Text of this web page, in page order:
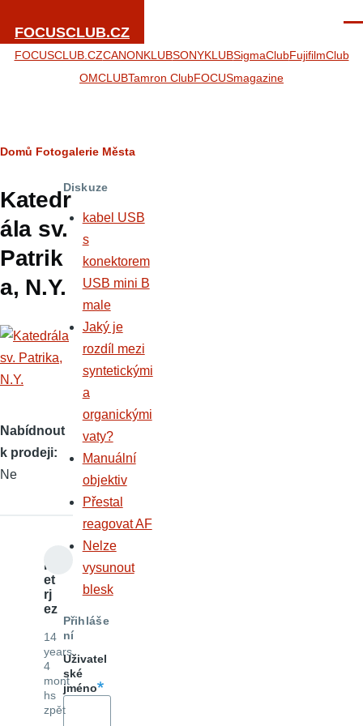
FOCUSCLUB.CZ
FOCUSCLUB.CZCANONKLUBSONYKLUBSigmaClubFujifilmClub
OMCLUBTamron ClubFOCUSmagazine
Drobečková
navigace
Domů Fotogalerie Města
Katedr
ála sv.
Patrik
a, N.Y.
Nabídnout
k prodeji
Ne
P
et
rj
ez
14
years
4
mont
hs
zpět
Diskuze
kabel USB
s
konektorem
USB mini B
male
Jaký je
rozdíl mezi
syntetickými
a
organickými
vaty?
Manuální
objektiv
Přestal
reagovat AF
Nelze
vysunout
blesk
Přihláše
ní
Uživatel
ské
jméno